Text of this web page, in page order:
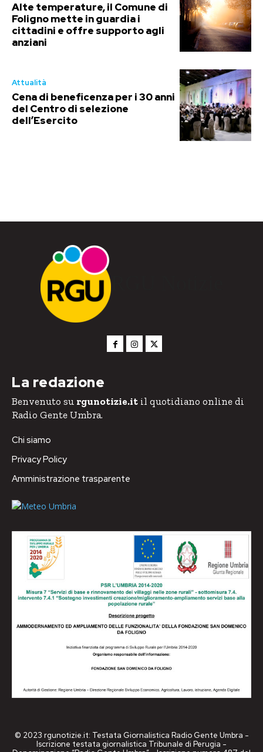
Alte temperature, il Comune di
Foligno mette in guardia i
cittadini e offre supporto agli
anziani
Attualità
Cena di beneficenza per i 30 anni
del Centro di selezione
dell’Esercito
RGU Notizie
La redazione
Benvenuto su rgunotizie.it il quotidiano online di
Radio Gente Umbra.
Chi siamo
Privacy Policy
Amministrazione trasparente
© 2023 rgunotizie.it: Testata Giornalistica Radio Gente Umbra -
Iscrizione testata giornalistica Tribunale di Perugia -